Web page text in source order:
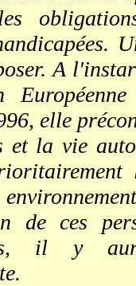
A
elle
et la vie
de ces
il y